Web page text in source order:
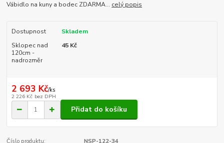
Vábidlo na kuny a bodec ZDARMA... celý popis
Dostupnost
Skladem
Sklopec nad
120cm -
nadrozměr
45 Kč
2 693 Kč/ks
2 226 Kč bez DPH
Přidat do košíku
Číslo produktu:
NSP-122-34